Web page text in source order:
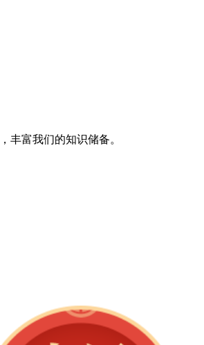
丰富我们的知识储备。